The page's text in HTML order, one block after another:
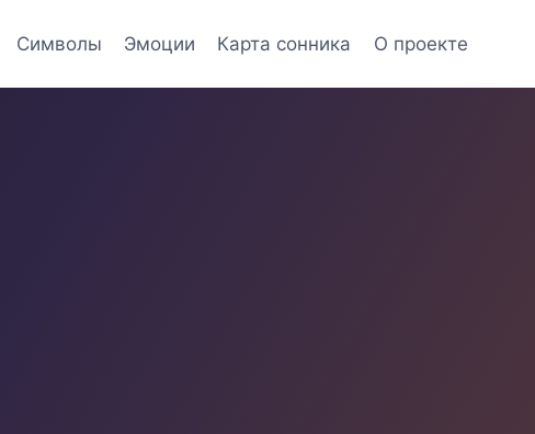
Символы Эмоции Карта сонника О проекте